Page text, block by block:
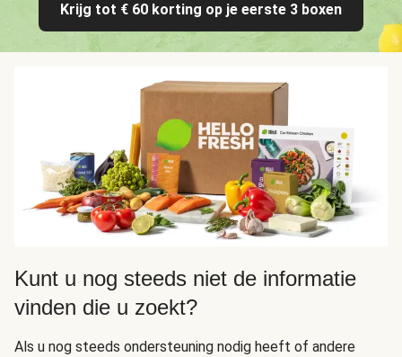
Krijg tot € 60 korting op je eerste 3 boxen
Kunt u nog steeds niet de informatie
vinden die u zoekt?
Als u nog steeds ondersteuning nodig heeft of andere